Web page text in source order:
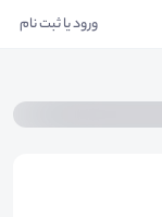
ورود یا ثبت نام